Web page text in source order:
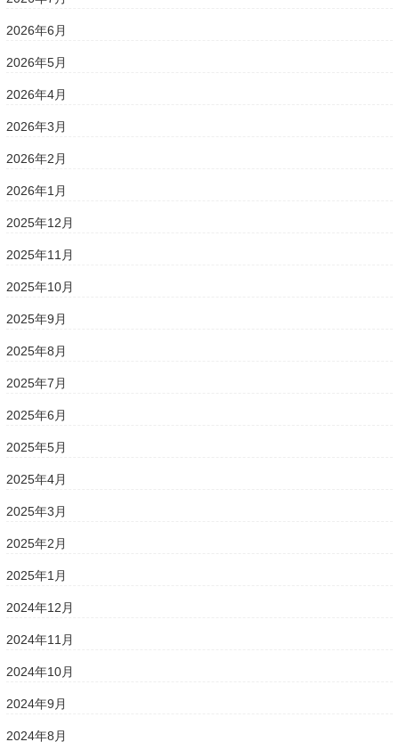
2026年6月
2026年5月
2026年4月
2026年3月
2026年2月
2026年1月
2025年12月
2025年11月
2025年10月
2025年9月
2025年8月
2025年7月
2025年6月
2025年5月
2025年4月
2025年3月
2025年2月
2025年1月
2024年12月
2024年11月
2024年10月
2024年9月
2024年8月